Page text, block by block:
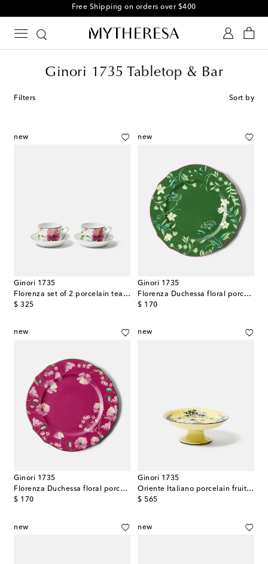
Free Shipping on orders over $400
Ginori 1735 Tabletop & Bar
Filters Sort by
new
Ginori 1735
Florenza set of 2 porcelain tea cups and saucers
$ 325
original price
new
Ginori 1735
Florenza Duchessa floral porcelain charger plate
$ 170
original price
new
Ginori 1735
Florenza Duchessa floral porcelain charger plate
$ 170
original price
new
Ginori 1735
Oriente Italiano porcelain fruit bowl
$ 565
original price
new new